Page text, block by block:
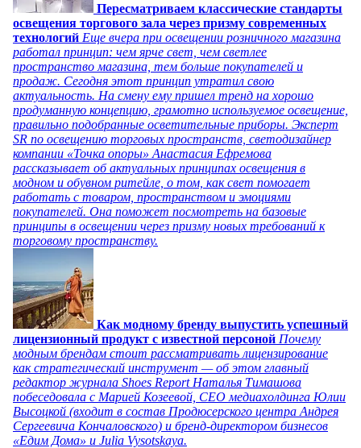
Пересматриваем классические стандарты
освещения торгового зала через призму современных
технологий Еще вчера при освещении розничного магазина
работал принцип: чем ярче свет, чем светлее
пространство магазина, тем больше покупателей и
продаж. Сегодня этот принцип утратил свою
актуальность. На смену ему пришел тренд на хорошо
продуманную концепцию, грамотно используемое освещение,
правильно подобранные осветительные приборы. Эксперт
SR по освещению торговых пространств, светодизайнер
компании «Точка опоры» Анастасия Ефремова
рассказывает об актуальных принципах освещения в
модном и обувном ритейле, о том, как свет помогает
работать с товаром, пространством и эмоциями
покупателей. Она поможет посмотреть на базовые
принципы в освещении через призму новых требований к
торговому пространству.
Как модному бренду выпустить успешный
лицензионный продукт с известной персоной Почему
модным брендам стоит рассматривать лицензирование
как стратегический инструмент — об этом главный
редактор журнала Shoes Report Наталья Тимашова
побеседовала с Марией Козеевой, СЕО медиахолдинга Юлии
Высоцкой (входит в состав Продюсерского центра Андрея
Сергеевича Кончаловского) и бренд-директором бизнесов
«Едим Дома» и Julia Vysotskaya.